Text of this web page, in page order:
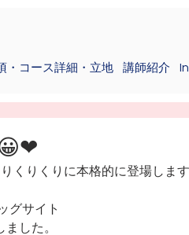
・コース詳細・立地 講師紹介
くりくりに本格的に登場しま
グサイト
した。